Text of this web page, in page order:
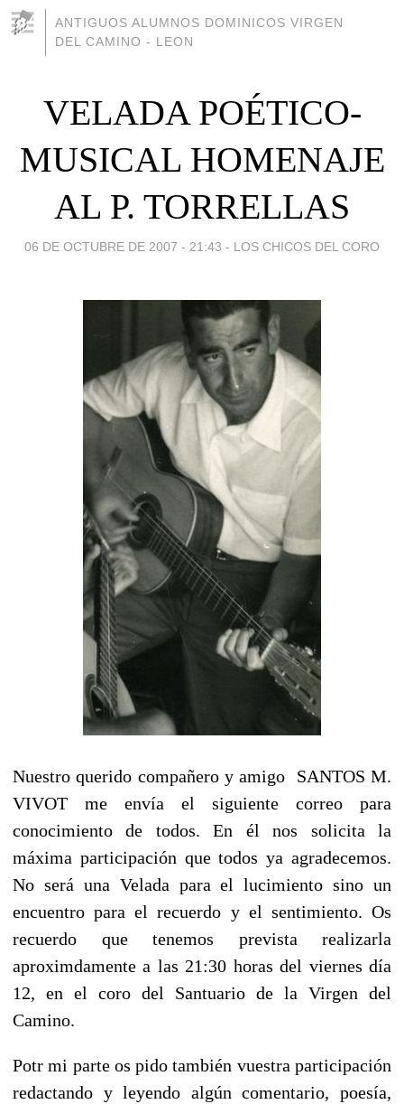
ANTIGUOS ALUMNOS DOMINICOS VIRGEN
DEL CAMINO - LEON
VELADA POÉTICO-
MUSICAL HOMENAJE
AL P. TORRELLAS
06 DE OCTUBRE DE 2007 - 21:43 - LOS CHICOS DEL CORO
Nuestro querido compañero y amigo SANTOS M.
VIVOT me envía el siguiente correo para
conocimiento de todos. En él nos solicita la
máxima participación que todos ya agradecemos.
No será una Velada para el lucimiento sino un
encuentro para el recuerdo y el sentimiento. Os
recuerdo que tenemos prevista realizarla
aproximdamente a las 21:30 horas del viernes día
12, en el coro del Santuario de la Virgen del
Camino.
Potr mi parte os pido también vuestra participación
redactando y leyendo algún comentario, poesía,